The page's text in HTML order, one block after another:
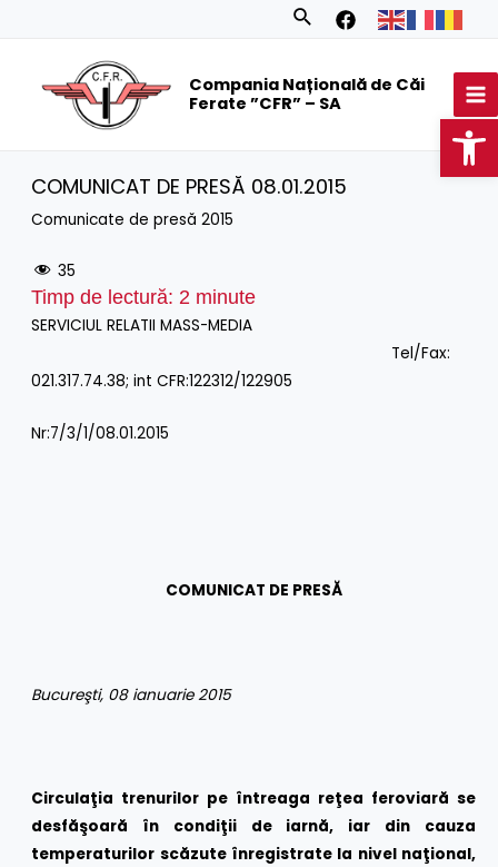
Search
Compania Națională de Căi
Ferate ”CFR” – SA
COMUNICAT DE PRESĂ 08.01.2015
Comunicate de presă 2015
35
Timp de lectură: 2 minute
SERVICIUL RELATII MASS-MEDIA
Tel/Fax:
021.317.74.38; int CFR:122312/122905
Nr:7/3/1/08.01.2015
COMUNICAT DE PRESĂ
Bucureşti, 08 ianuarie 2015
Circulaţia trenurilor pe întreaga reţea feroviară se
desfăşoară în condiţii de iarnă, iar din cauza
temperaturilor scăzute înregistrate la nivel naţional,